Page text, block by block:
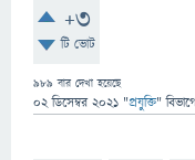
+3
টি ভোট
989 বার দেখা হয়েছে
02 ডিসেম্বর 2021 "প্রযুক্তি"